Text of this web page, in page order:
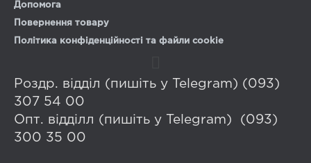
Допомога
Повернення товару
Політика конфіденційності та файли cookie
Роздр. відділ (пишіть у Telegram) (093)
307 54 00
Опт. відділл (пишіть у Telegram) (093)
300 35 00